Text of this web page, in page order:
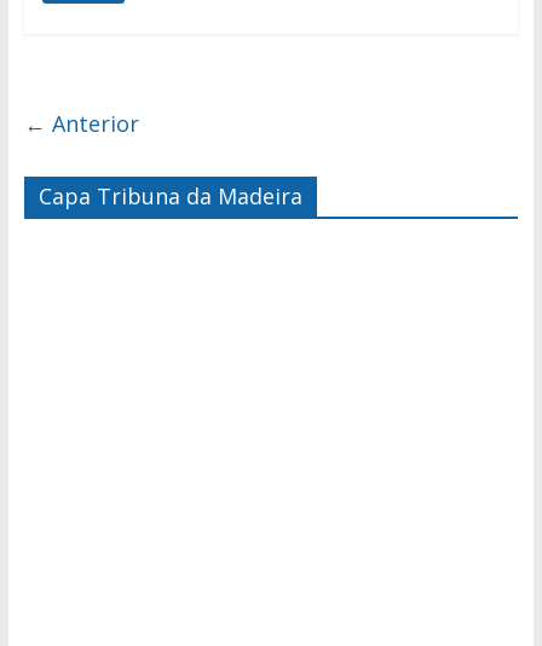
← Anterior
Capa Tribuna da Madeira